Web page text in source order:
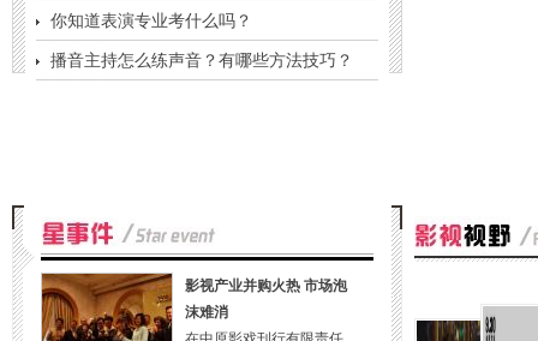
你知道表演专业考什么吗？
播音主持怎么练声音？有哪些方法技巧？
影视产业并购火热 市场泡
沫难消